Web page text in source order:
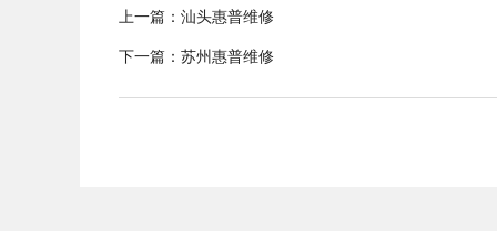
上一篇： 汕头惠普维修
下一篇： 苏州惠普维修